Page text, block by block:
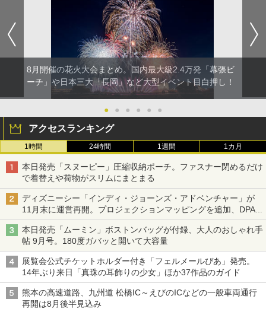
8月開催の花火大会まとめ。国内最大級2.4万発「幕張ビ
ーチ」や日本三大「長岡」など大型イベント目白押し！
● ● ● ● ● ●
アクセスランキング
1時間 24時間 1週間 1カ月
本日発売「スヌーピー」圧縮収納ポーチ。ファスナー閉めるだけ
で着替えや荷物がスリムにまとまる
ディズニーシー「インディ・ジョーンズ・アドベンチャー」が
11月末に運営再開。プロジェクションマッピングを追加、DPA
は1500円
本日発売「ムーミン」ボストンバッグが付録、大人のおしゃれ手
帖 9月号。180度ガバッと開いて大容量
展覧会公式チケットホルダー付き「フェルメールぴあ」発売。
14年ぶり来日「真珠の耳飾りの少女」ほか37作品のガイド
熊本の高速道路、九州道 松橋IC～えびのICなどの一般車両通行
再開は8月後半見込み